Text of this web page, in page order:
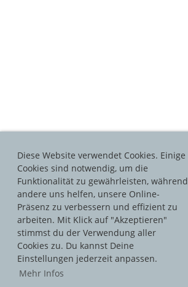
Diese Website verwendet Cookies. Einige
Cookies sind notwendig, um die
Funktionalität zu gewährleisten, während
andere uns helfen, unsere Online-
Präsenz zu verbessern und effizient zu
arbeiten. Mit Klick auf "Akzeptieren"
stimmst du der Verwendung aller
Cookies zu. Du kannst Deine
Einstellungen jederzeit anpassen.
Mehr Infos